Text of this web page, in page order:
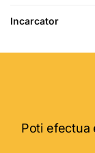
Incarcator
Poti efectua